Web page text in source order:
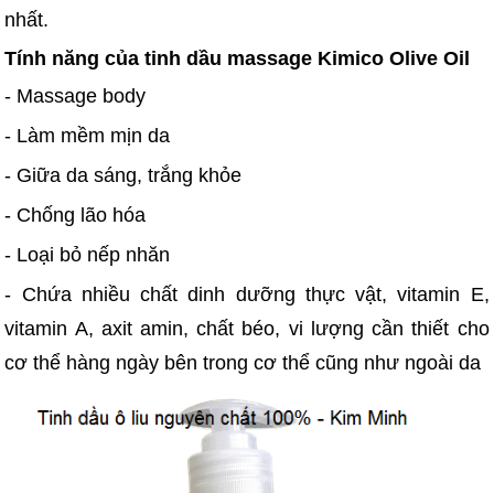
nhất.
Tính năng của tinh dầu massage Kimico Olive Oil
- Massage body
- Làm mềm mịn da
- Giữa da sáng, trắng khỏe
- Chống lão hóa
- Loại bỏ nếp nhăn
- Chứa nhiều chất dinh dưỡng thực vật, vitamin E,
vitamin A, axit amin, chất béo, vi lượng cần thiết cho
cơ thể hàng ngày bên trong cơ thể cũng như ngoài da